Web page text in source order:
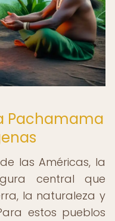
Pachamama
las Américas, la
central que
la naturaleza y
estos pueblos